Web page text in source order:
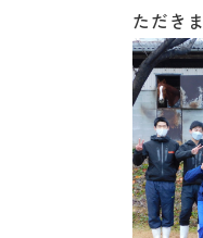
ただき